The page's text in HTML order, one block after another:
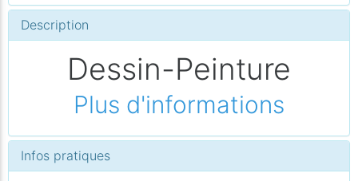
Description
Dessin-Peinture
Plus d'informations
Infos pratiques